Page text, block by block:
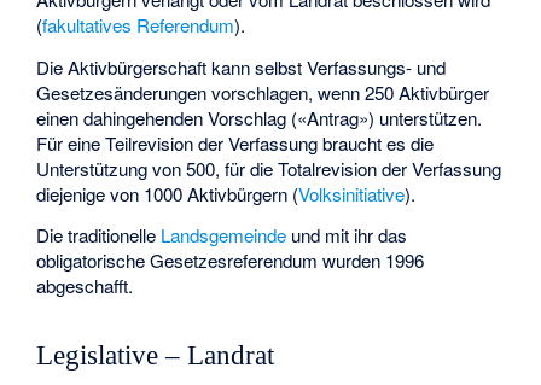
(fakultatives Referendum).
Die Aktivbürgerschaft kann selbst Verfassungs- und
Gesetzesänderungen vorschlagen, wenn 250 Aktivbürger
einen dahingehenden Vorschlag («Antrag») unterstützen.
Für eine Teilrevision der Verfassung braucht es die
Unterstützung von 500, für die Totalrevision der Verfassung
diejenige von 1000 Aktivbürgern (Volksinitiative).
Die traditionelle Landsgemeinde und mit ihr das
obligatorische Gesetzesreferendum wurden 1996
abgeschafft.
Legislative – Landrat